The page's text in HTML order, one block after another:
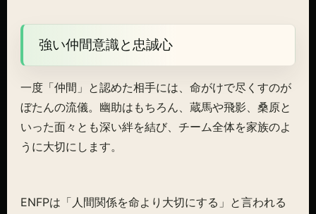
強い仲間意識と忠誠心
一度「仲間」と認めた相手には、命がけで尽くすのが
ぼたんの流儀。幽助はもちろん、蔵馬や飛影、桑原と
いった面々とも深い絆を結び、チーム全体を家族のよ
うに大切にします。
ENFPは「人間関係を命より大切にする」と言われる